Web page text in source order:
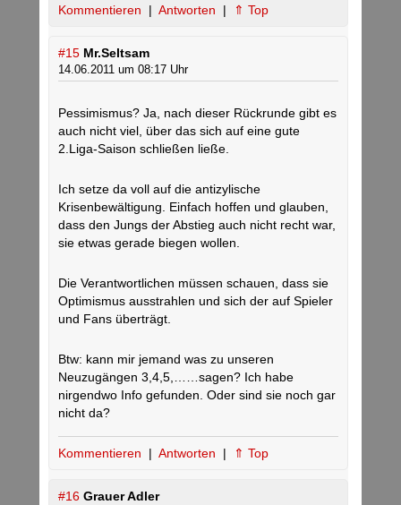
Kommentieren | Antworten | ⇑ Top
#15 Mr.Seltsam
14.06.2011 um 08:17 Uhr
Pessimismus? Ja, nach dieser Rückrunde gibt es
auch nicht viel, über das sich auf eine gute
2.Liga-Saison schließen ließe.
Ich setze da voll auf die antizylische
Krisenbewältigung. Einfach hoffen und glauben,
dass den Jungs der Abstieg auch nicht recht war,
sie etwas gerade biegen wollen.
Die Verantwortlichen müssen schauen, dass sie
Optimismus ausstrahlen und sich der auf Spieler
und Fans überträgt.
Btw: kann mir jemand was zu unseren
Neuzugängen 3,4,5,……sagen? Ich habe
nirgendwo Info gefunden. Oder sind sie noch gar
nicht da?
Kommentieren | Antworten | ⇑ Top
#16 Grauer Adler